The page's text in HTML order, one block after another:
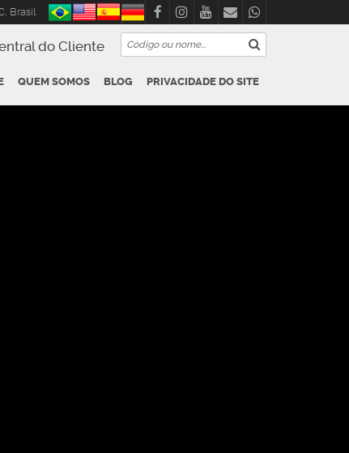
, Brasil
do Cliente
PRIVACIDADE DO SITE
BLOG
QUEM SOMOS